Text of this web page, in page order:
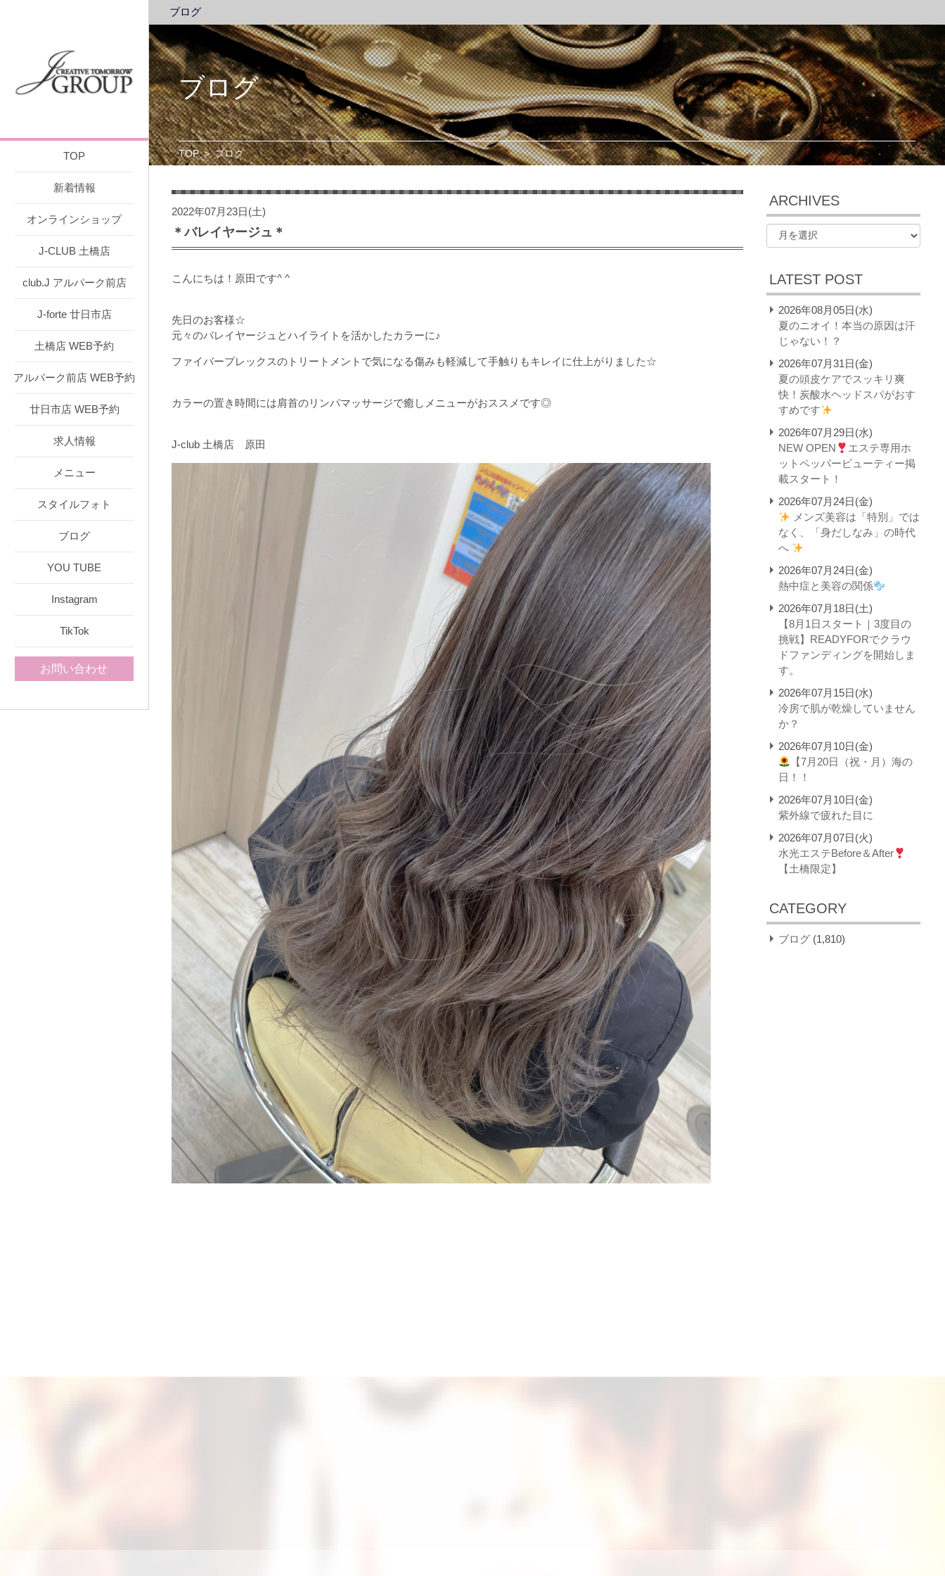
TOP
新着情報
オンラインショップ
J-CLUB 土橋店
club.J アルパーク前店
J-forte 廿日市店
土橋店 WEB予約
アルパーク前店 WEB予約
廿日市店 WEB予約
求人情報
メニュー
スタイルフォト
ブログ
YOU TUBE
Instagram
TikTok
お問い合わせ
ブログ
ブログ
TOP>ブログ
2022年07月23日(土)
＊バレイヤージュ＊
こんにちは！原田です^ ^
先日のお客様☆
元々のバレイヤージュとハイライトを活かしたカラーに♪
ファイバープレックスのトリートメントで気になる傷みも軽減して手触りもキレイに仕上がりました☆
カラーの置き時間には肩首のリンパマッサージで癒しメニューがおススメです◎
J-club 土橋店 原田
ARCHIVES
LATEST POST
2026年08月05日(水)
夏のニオイ！本当の原因は汗
じゃない！？
2026年07月31日(金)
夏の頭皮ケアでスッキリ爽
快！炭酸水ヘッドスパがおす
すめです
2026年07月29日(水)
NEW OPEN
エステ専用ホ
ットペッパービューティー掲
載スタート！
2026年07月24日(金)
メンズ美容は「特別」では
なく、「身だしなみ」の時代
へ
2026年07月24日(金)
熱中症と美容の関係
2026年07月18日(土)
【8月1日スタート｜3度目の
挑戦】READYFORでクラウ
ドファンディングを開始しま
す。
2026年07月15日(水)
冷房で肌が乾燥していません
か？
2026年07月10日(金)
【7月20日（祝・月）海の
日！！
2026年07月10日(金)
紫外線で疲れた目に
2026年07月07日(火)
水光エステBefore＆After
【土橋限定】
CATEGORY
ブログ(1,810)